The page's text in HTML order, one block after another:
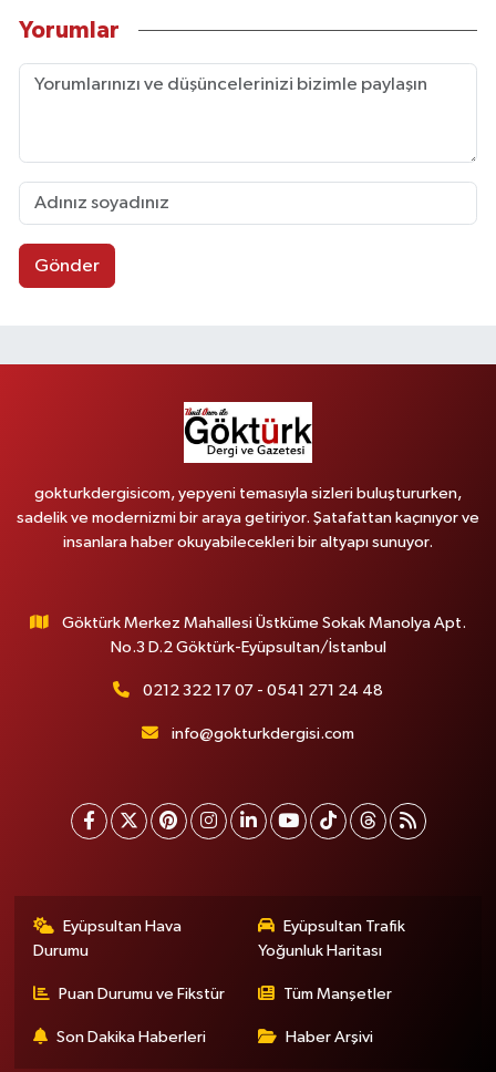
Yorumlar
Gönder
gokturkdergisicom, yepyeni temasıyla sizleri buluştururken,
sadelik ve modernizmi bir araya getiriyor. Şatafattan kaçınıyor ve
insanlara haber okuyabilecekleri bir altyapı sunuyor.
Göktürk Merkez Mahallesi Üstküme Sokak Manolya Apt.
No.3 D.2 Göktürk-Eyüpsultan/İstanbul
0212 322 17 07 - 0541 271 24 48
info@gokturkdergisi.com
Eyüpsultan Hava
Durumu
Eyüpsultan Trafik
Yoğunluk Haritası
Puan Durumu ve Fikstür Tüm Manşetler
Son Dakika Haberleri Haber Arşivi